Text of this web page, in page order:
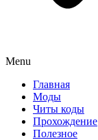
Menu
Главная
Моды
Читы коды
Прохождение
Полезное